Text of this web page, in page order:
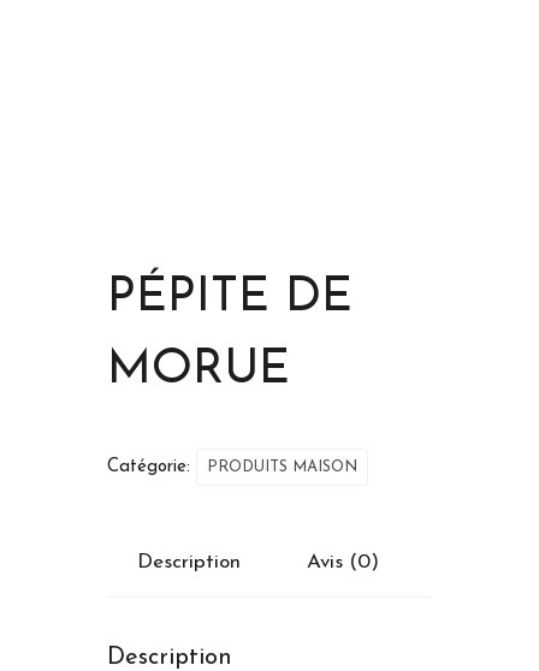
PÉPITE DE
MORUE
Catégorie: PRODUITS MAISON
Description Avis (0)
Description